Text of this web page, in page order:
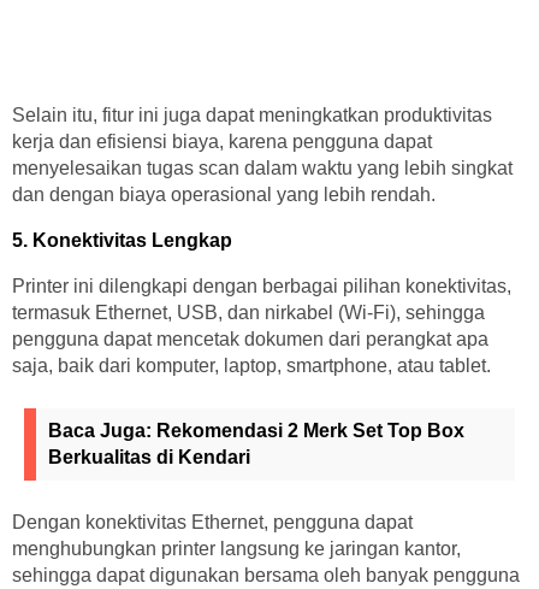
Selain itu, fitur ini juga dapat meningkatkan produktivitas
kerja dan efisiensi biaya, karena pengguna dapat
menyelesaikan tugas scan dalam waktu yang lebih singkat
dan dengan biaya operasional yang lebih rendah.
5. Konektivitas Lengkap
Printer ini dilengkapi dengan berbagai pilihan konektivitas,
termasuk Ethernet, USB, dan nirkabel (Wi-Fi), sehingga
pengguna dapat mencetak dokumen dari perangkat apa
saja, baik dari komputer, laptop, smartphone, atau tablet.
Baca Juga: Rekomendasi 2 Merk Set Top Box
Berkualitas di Kendari
Dengan konektivitas Ethernet, pengguna dapat
menghubungkan printer langsung ke jaringan kantor,
sehingga dapat digunakan bersama oleh banyak pengguna